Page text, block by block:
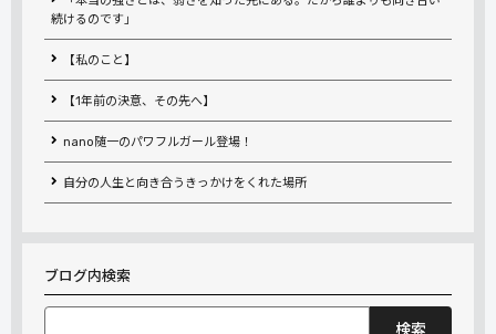
続けるのです」
【私のこと】
【1年前の決意、その先へ】
nano随一のパワフルガール登場！
自分の人生と向き合うきっかけをくれた場所
ブログ内検索